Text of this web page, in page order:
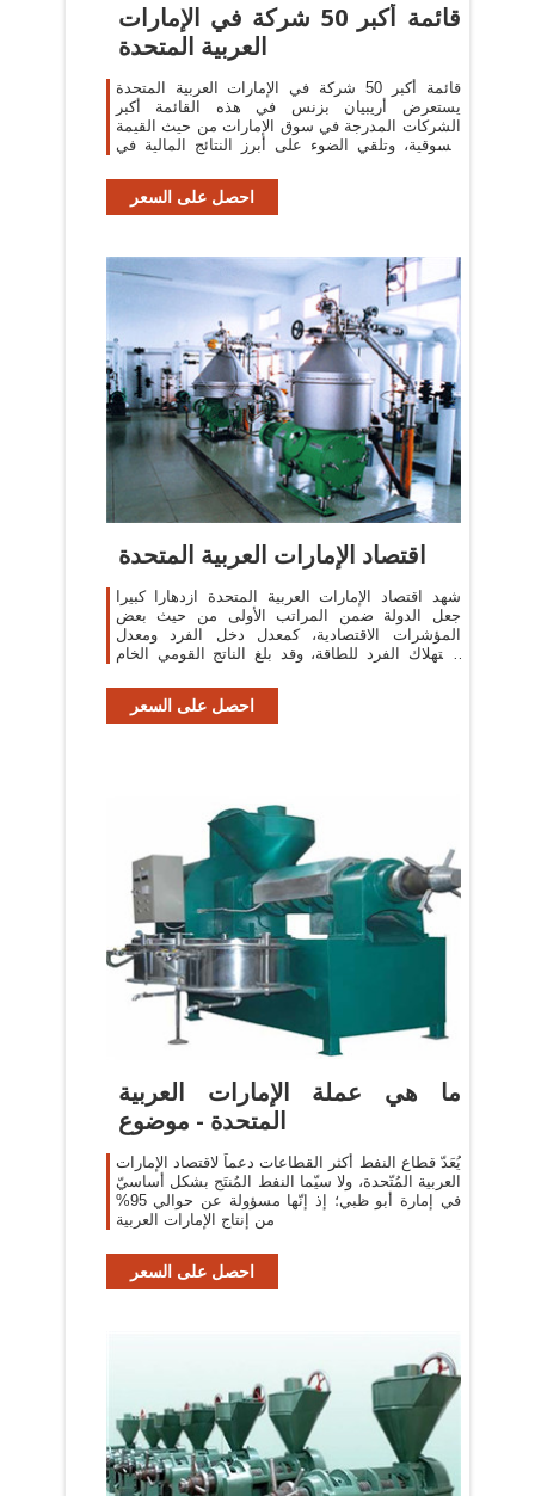
قائمة أكبر 50 شركة في الإمارات
العربية المتحدة
قائمة أكبر 50 شركة في الإمارات العربية المتحدة
يستعرض أريبيان بزنس في هذه القائمة أكبر
الشركات المدرجة في سوق الإمارات من حيث القيمة
السوقية، وتلقي الضوء على أبرز النتائج المالية في
احصل على السعر
اقتصاد الإمارات العربية المتحدة
شهد اقتصاد الإمارات العربية المتحدة ازدهارا كبيرا
جعل الدولة ضمن المراتب الأولى من حيث بعض
المؤشرات الاقتصادية، كمعدل دخل الفرد ومعدل
استهلاك الفرد للطاقة، وقد بلغ الناتج القومي الخام
احصل على السعر
ما هي عملة الإمارات العربية
المتحدة - موضوع
يُعَدّ قطاع النفط أكثر القطاعات دعماً لاقتصاد الإمارات
العربية المُتّحدة، ولا سيّما النفط المُنتَج بشكل أساسيّ
في إمارة أبو ظبي؛ إذ إنّها مسؤولة عن حوالي 95%
من إنتاج الإمارات العربية
احصل على السعر